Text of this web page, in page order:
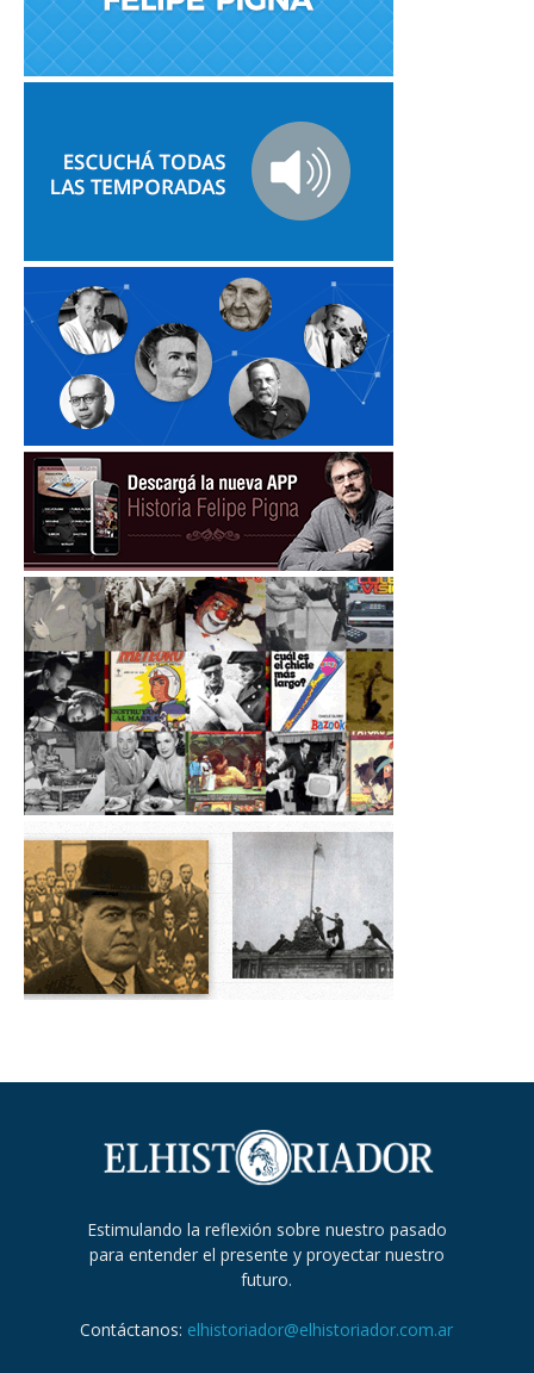
Estimulando la reflexión sobre nuestro pasado
para entender el presente y proyectar nuestro
futuro.
Contáctanos: elhistoriador@elhistoriador.com.ar